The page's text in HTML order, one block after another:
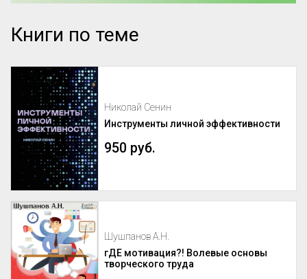
Книги по теме
Николай Сенин
Инструменты личной эффективности
950 руб.
Шушпанов А.Н.
гДЕ мотивация?! Волевые основы
творческого труда